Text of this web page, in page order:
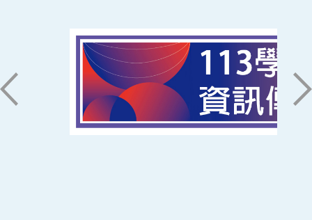
71005 台南市永康區南台街一號
06-2533131 ext. 7101
ic@stust.edu.tw
辦公時間